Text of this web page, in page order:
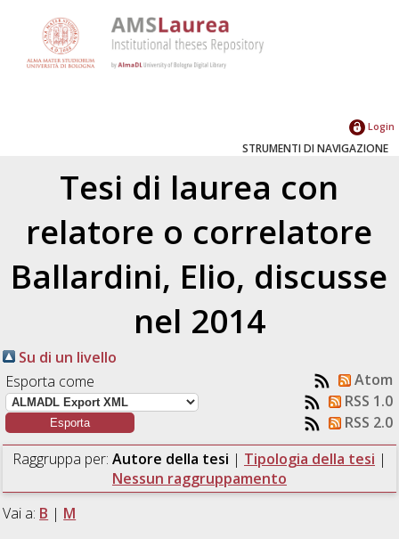
Login
STRUMENTI DI NAVIGAZIONE
Tesi di laurea con
relatore o correlatore
Ballardini, Elio, discusse
nel 2014
Su di un livello
Esporta come
Atom
RSS 1.0
RSS 2.0
Raggruppa per: Autore della tesi | Tipologia della tesi |
Nessun raggruppamento
Vai a: B | M